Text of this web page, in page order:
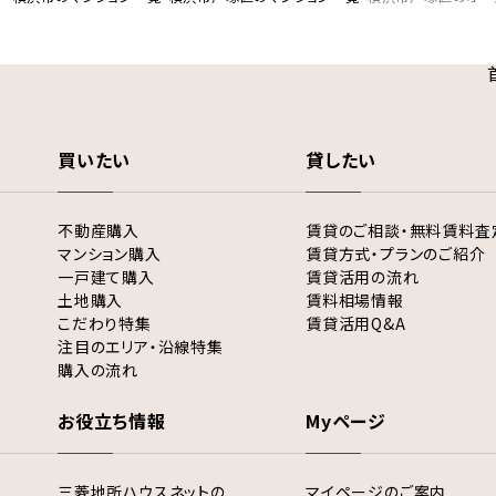
買いたい
不動産購入
マンション購入
一戸建て購入
土地購入
こだわり特集
注目のエリア・沿線特集
購入の流れ
貸したい
賃貸のご相談・無料賃料査
賃貸方式・プランのご紹介
賃貸活用の流れ
賃料相場情報
賃貸活用Q&A
お役立ち情報
三菱地所ハウスネットの
Myページ
マイページのご案内